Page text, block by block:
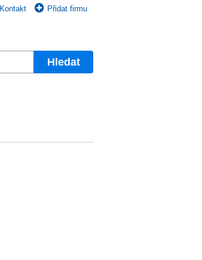
Kontakt Přidat firmu
Hledat